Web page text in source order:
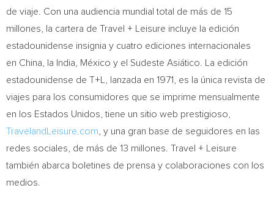
de viaje. Con una audiencia mundial total de más de 15
millones, la cartera de Travel + Leisure incluye la edición
estadounidense insignia y cuatro ediciones internacionales
en China, la India , México y el Sudeste Asiático. La edición
estadounidense de T+L, lanzada en 1971, es la única revista de
viajes para los consumidores que se imprime mensualmente
en los Estados Unidos, tiene un sitio web prestigioso,
TravelandLeisure.com , y una gran base de seguidores en las
redes sociales, de más de 13 millones. Travel + Leisure
también abarca boletines de prensa y colaboraciones con los
medios.